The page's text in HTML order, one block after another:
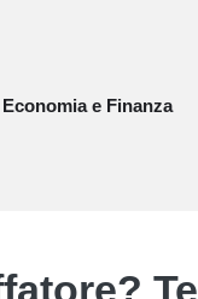
Economia e Finanza
Te